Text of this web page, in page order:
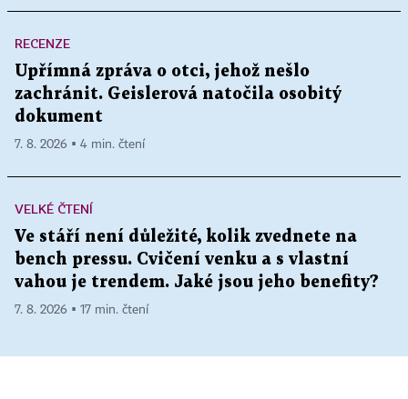
RECENZE
Upřímná zpráva o otci, jehož nešlo
zachránit. Geislerová natočila osobitý
dokument
7. 8. 2026 ▪ 4 min. čtení
VELKÉ ČTENÍ
Ve stáří není důležité, kolik zvednete na
bench pressu. Cvičení venku a s vlastní
vahou je trendem. Jaké jsou jeho benefity?
7. 8. 2026 ▪ 17 min. čtení